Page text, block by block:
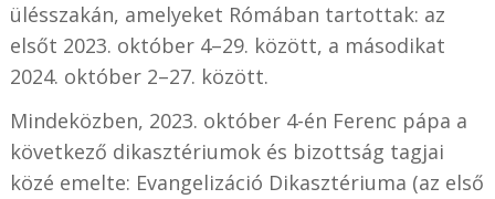
ülésszakán, amelyeket Rómában tartottak: az
elsőt 2023. október 4–29. között, a másodikat
2024. október 2–27. között.
Mindeközben, 2023. október 4-én Ferenc pápa a
következő dikasztériumok és bizottság tagjai
közé emelte: Evangelizáció Dikasztériuma (az első